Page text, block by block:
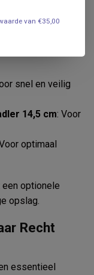
snel en veilig
14,5 cm: Voor
optimaal
optionele
opslag.
Recht
essentieel
van €35,00